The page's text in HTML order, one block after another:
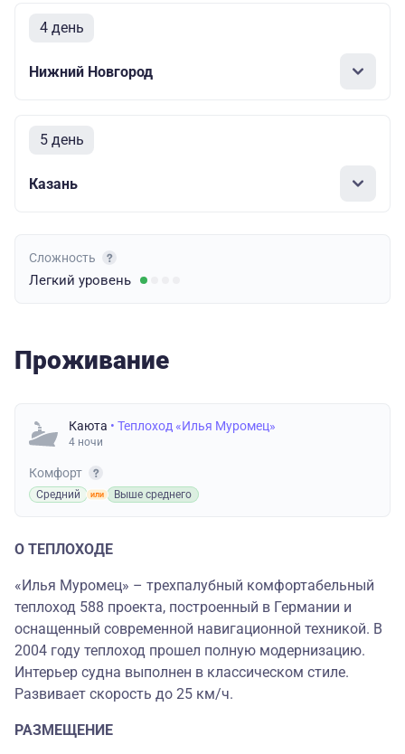
4 день
Нижний Новгород
5 день
Казань
Сложность
Легкий уровень
Проживание
Каюта • Теплоход «Илья Муромец»
4 ночи
Комфорт
Средний Выше среднего
О ТЕПЛОХОДЕ
«Илья Муромец» – трехпалубный комфортабельный
теплоход 588 проекта, построенный в Германии и
оснащенный современной навигационной техникой. В
2004 году теплоход прошел полную модернизацию.
Интерьер судна выполнен в классическом стиле.
Развивает скорость до 25 км/ч.
РАЗМЕЩЕНИЕ